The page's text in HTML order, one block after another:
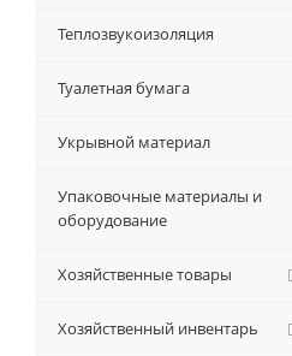
Теплозвукоизоляция
Туалетная бумага
Укрывной материал
Упаковочные материалы и
оборудование
Хозяйственные товары
Хозяйственный инвентарь